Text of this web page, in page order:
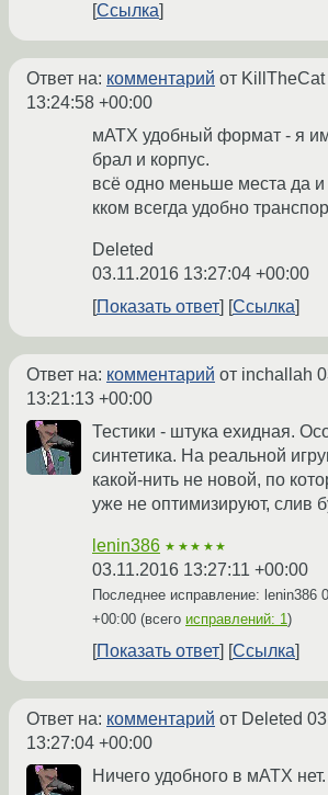
Ссылка
Ответ на: комментарий от KillTheCat
13:24:58 +00:00
мАТХ удобный формат - я
брал и корпус.
всё одно меньше места да
кком всегда удобно
Deleted
03.11.2016 13:27:04 +00:00
Показать ответ
Ссылка
Ответ на: комментарий от inchallah
13:21:13 +00:00
Тестики - штука ехидная.
синтетика. На реальной
какой-нить не новой, по
уже не оптимизируют, слив
lenin386 ★★★★★
03.11.2016 13:27:11 +00:00
Последнее исправление: lenin386
+00:00 (всего исправлений: 1)
Показать ответ Ссылка
Ответ на: комментарий от Deleted
13:27:04 +00:00
Ничего удобного в мАТХ нет.